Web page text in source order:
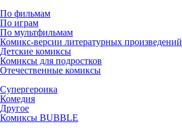
По фильмам
По играм
По мультфильмам
Комикс-версии литературных произведений
Детские комиксы
Комиксы для подростков
Отечественные комиксы
Супергероика
Комедия
Другое
Комиксы BUBBLE